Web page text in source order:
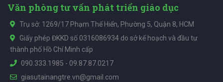
Văn phòng tư vấn phát triển giáo dục
Trụ sở: 1269/17 Phạm Thế Hiển, Phường 5, Quận 8, HCM
Giấy phép ĐKKD số 0316086934 do sở kế hoạch và đầu tư
thành phố Hồ Chí Minh cấp
090.333.1985 - 09.87.87.0217
giasutainangtre.vn@gmail.com